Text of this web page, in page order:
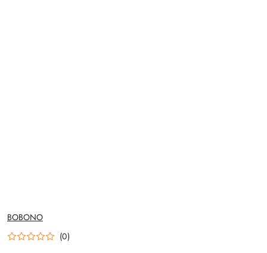
NAZWA
PRODUCENTA:
BOBONO
(0)